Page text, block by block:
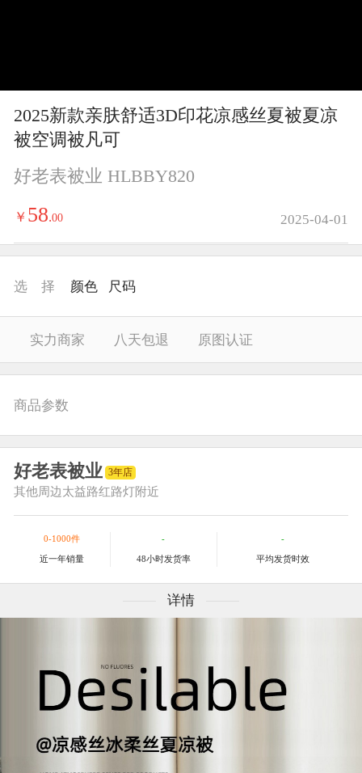
i
e
2025新款亲肤舒适3D印花凉感丝夏被夏凉
被空调被凡可
好老表被业 HLBBY820
￥ 58.00 2025-04-01
选 择 颜色 尺码
实力商家 八天包退 原图认证
商品参数
好老表被业 3年店
其他周边太益路红路灯附近
0-1000件
近一年销量
-
48小时发货率
-
平均发货时效
详情